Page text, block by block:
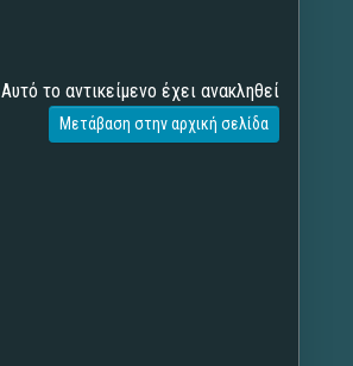
Αυτό το αντικείμενο έχει ανακληθεί
Μετάβαση στην αρχική σελίδα